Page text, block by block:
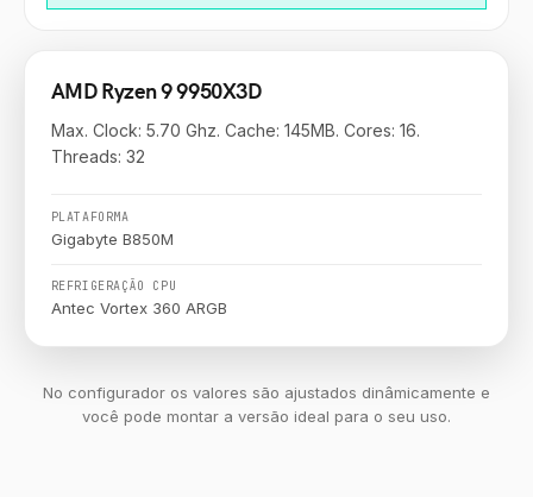
AMD Ryzen 9 9950X3D
Max. Clock: 5.70 Ghz. Cache: 145MB. Cores: 16.
Threads: 32
PLATAFORMA
Gigabyte B850M
REFRIGERAÇÃO CPU
Antec Vortex 360 ARGB
No configurador os valores são ajustados dinâmicamente e
você pode montar a versão ideal para o seu uso.